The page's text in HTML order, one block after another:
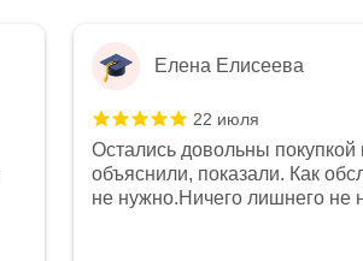
Елена Елисеева
22 июля
Остались довольны
объяснили, показали. Как
не нужно.Ничего лишнего не